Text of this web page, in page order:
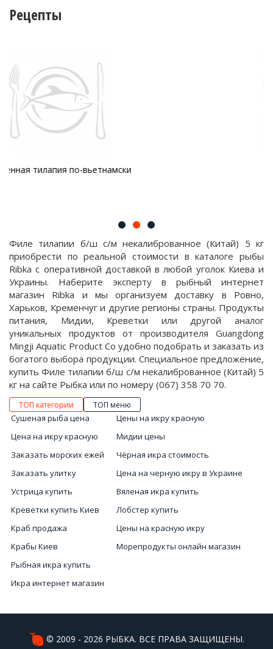
Рецепты
Тилапия жареная
Филе тилапии б/ш с/м некалиброванное (Китай) 5 кг
приобрести по реальной стоимости в каталоге рыбы
Ribka с оперативной доставкой в любой уголок Киева и
Украины. Наберите эксперту в рыбный интернет
магазин Ribka и мы организуем доставку в Ровно,
Харьков, Кременчуг и другие регионы страны. Продукты
питания, Мидии, Креветки или другой аналог
уникальных продуктов от производителя Guangdong
Mingji Aquatic Product Co удобно подобрать и заказать из
богатого выбора продукции. Специальное предложение,
купить Филе тилапии б/ш с/м некалиброванное (Китай) 5
кг на сайте Рыбка или по номеру (067) 358 70 70.
ТОП категории ТОП меню
Сушеная рыба цена
Цена на икру красную
Заказать морских ежей
Заказать улитку
Устрица купить
Креветки купить Киев
Краб продажа
Крабы Киев
Цены на икру красную
Мидии цены
Чёрная икра стоимость
Цена на черную икру в Украине
Вяленая икра купить
Лобстер купить
Цены на красную икру
Морепродукты онлайн магазин
Рыбная икра купить
Икра интернет магазин
Магазин красной икры
© 2009 - 2026 РЫБКА. ВСЕ ПРАВА ЗАЩИЩЕНЫ.